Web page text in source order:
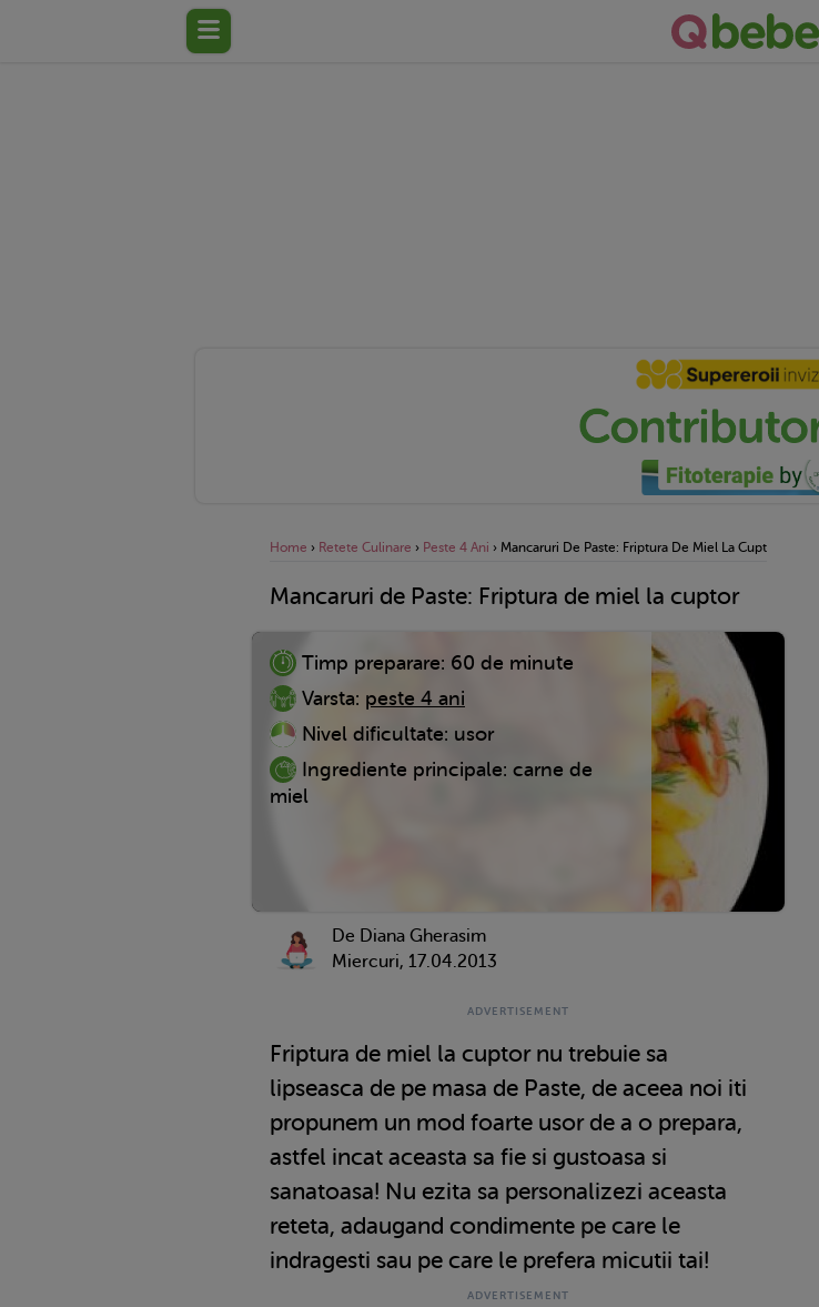
Home › Retete Culinare › Peste 4 Ani › Mancaruri De Paste: Friptura De Miel La Cuptor
Mancaruri de Paste: Friptura de miel la cuptor
Timp preparare: 60 de minute
Varsta: peste 4 ani
Nivel dificultate: usor
Ingrediente principale: carne de
miel
De Diana Gherasim
Miercuri, 17.04.2013
Friptura de miel la cuptor nu trebuie sa
lipseasca de pe masa de Paste, de aceea noi iti
propunem un mod foarte usor de a o prepara,
astfel incat aceasta sa fie si gustoasa si
sanatoasa! Nu ezita sa personalizezi aceasta
reteta, adaugand condimente pe care le
indragesti sau pe care le prefera micutii tai!